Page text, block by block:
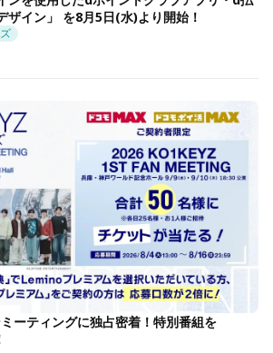
ザイン」 を8月5日(水)より開始！
ーティングに独占密着！特別番組を